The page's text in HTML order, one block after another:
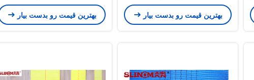
بهترین قیمت رو بدست بیار بهترین قیمت رو بدست بیار